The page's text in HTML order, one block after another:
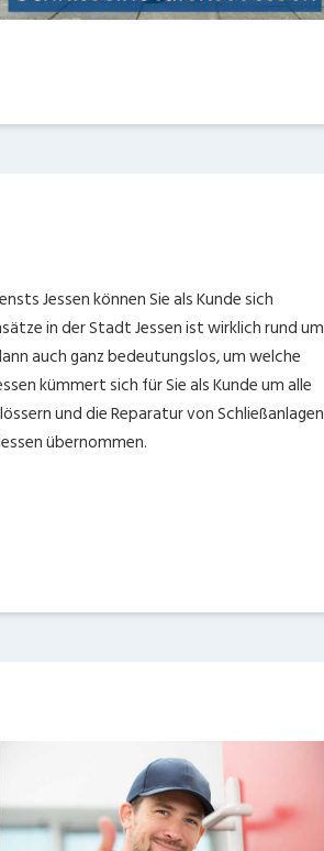
Jessen können Sie als Kunde sich
in der Stadt Jessen ist wirklich rund um
auch ganz bedeutungslos, um welche
kümmert sich für Sie als Kunde um alle
und die Reparatur von Schließanlagen
übernommen.